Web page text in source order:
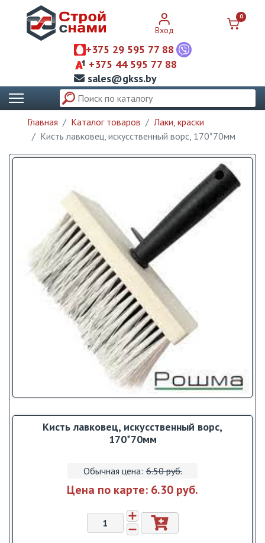
+375 29 595 77 88
+375 44 595 77 88
sales@gkss.by
Вход
0
Главная Каталог товаров
Лаки, краски
Кисть лавковец, искусственный ворс, 170*70мм
Кисть лавковец, искусственный ворс,
170*70мм
Обычная цена: 6.50 pуб.
Цена по карте: 6.30 pуб.